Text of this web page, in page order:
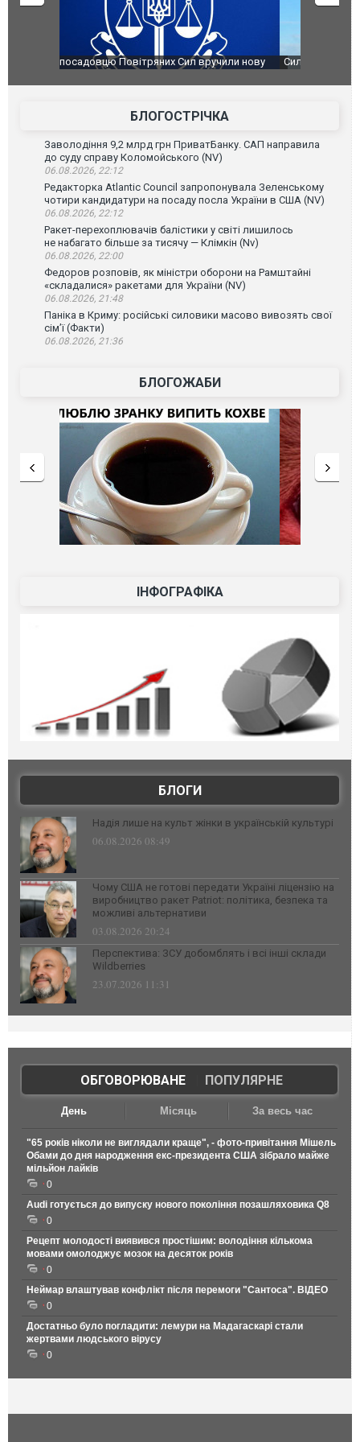
Сили оборони уразили Ярославський НПЗ:
атаку. ВІДЕО
Неймар
БЛОГОСТРІЧКА
Заволодіння 9,2 млрд грн ПриватБанку. САП направила
до суду справу Коломойського (NV)
06.08.2026, 22:12
Редакторка Atlantic Council запропонувала Зеленському
чотири кандидатури на посаду посла України в США (NV)
06.08.2026, 22:12
Ракет-перехоплювачів балістики у світі лишилось
не набагато більше за тисячу — Клімкін (Nv)
06.08.2026, 22:00
Федоров розповів, як міністри оборони на Рамштайні
«складалися» ракетами для України (NV)
06.08.2026, 21:48
Паніка в Криму: російські силовики масово вивозять свої
сім’ї (Факти)
06.08.2026, 21:36
БЛОГОЖАБИ
ІНФОГРАФІКА
БЛОГИ
Надія лише на культ жінки в українській культурі
06.08.2026 08:49
Чому США не готові передати Україні ліцензію на
виробництво ракет Patriot: політика, безпека та
можливі альтернативи
03.08.2026 20:24
Перспектива: ЗСУ добомблять і всі інші склади
Wildberries
23.07.2026 11:31
ОБГОВОРЮВАНЕ| ПОПУЛЯРНЕ
День Місяць За весь час
"65 років ніколи не виглядали краще", - фото-привітання Мішель
Обами до дня народження екс-президента США зібрало майже
мільйон лайків
0
Audi готується до випуску нового покоління позашляховика Q8
0
Рецепт молодості виявився простішим: володіння кількома
мовами омолоджує мозок на десяток років
0
Неймар влаштував конфлікт після перемоги "Сантоса". ВІДЕО
0
Достатньо було погладити: лемури на Мадагаскарі стали
жертвами людського вірусу
0